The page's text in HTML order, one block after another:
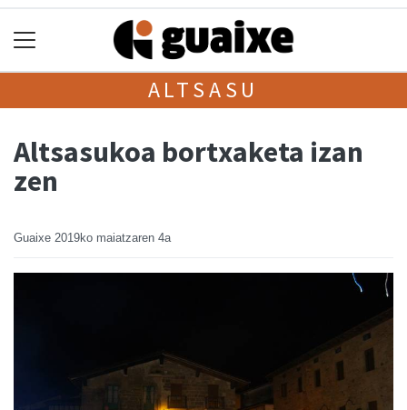
ALTSASU
Altsasukoa bortxaketa izan
zen
Guaixe 2019ko maiatzaren 4a